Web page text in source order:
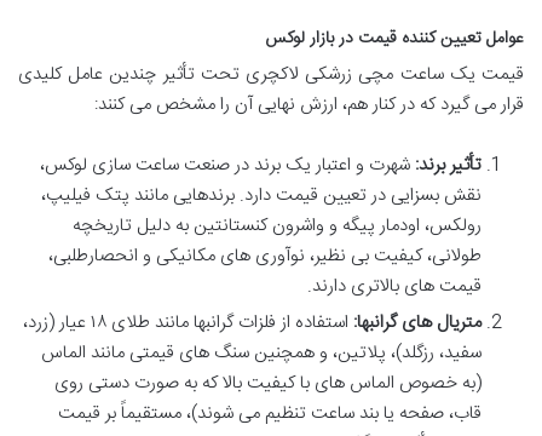
عوامل تعیین کننده قیمت در بازار لوکس
قیمت یک ساعت مچی زرشکی لاکچری تحت تأثیر چندین عامل کلیدی
قرار می گیرد که در کنار هم، ارزش نهایی آن را مشخص می کنند:
تأثیر برند: شهرت و اعتبار یک برند در صنعت ساعت سازی لوکس،
نقش بسزایی در تعیین قیمت دارد. برندهایی مانند پتک فیلیپ،
رولکس، اودمار پیگه و واشرون کنستانتین به دلیل تاریخچه
طولانی، کیفیت بی نظیر، نوآوری های مکانیکی و انحصارطلبی،
قیمت های بالاتری دارند.
متریال های گرانبها:
استفاده از فلزات گرانبها مانند طلای ۱۸ عیار (زرد،
سفید، رزگلد)، پلاتین، و همچنین سنگ های قیمتی مانند الماس
(به خصوص الماس های با کیفیت بالا که به صورت دستی روی
قاب، صفحه یا بند ساعت تنظیم می شوند)، مستقیماً بر قیمت